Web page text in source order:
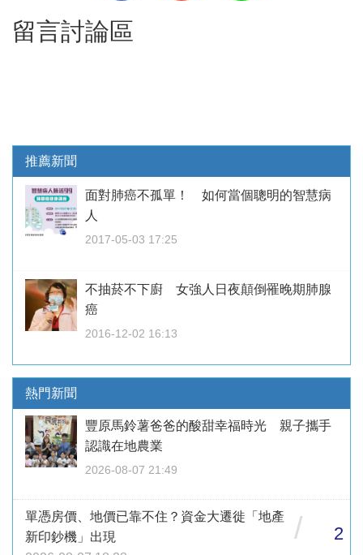
留言討論區
推薦新聞
面對肺癌不孤單！ 如何當個聰明的智慧病
人
2017-05-03 17:25
不抽菸不下廚 女強人日夜顛倒罹晚期肺腺
癌
2016-12-02 16:13
熱門新聞
豐原馬鈴薯爸爸的酸甜幸福時光 親子攜手
認識在地農業
2026-08-07 21:49
單憑房價、地價已靠不住？資金大遷徙「地產
新印鈔機」出現
/ 2